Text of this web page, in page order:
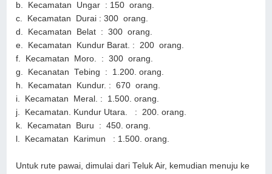
b. Kecamatan Ungar : 150 orang.
c. Kecamatan Durai : 300 orang.
d. Kecamatan Belat : 300 orang.
e. Kecamatan Kundur Barat. : 200 orang.
f. Kecamatan Moro. : 300 orang.
g. Kecanatan Tebing : 1.200. orang.
h. Kecamatan Kundur. : 670 orang.
i. Kecamatan Meral. : 1.500. orang.
j. Kecamatan. Kundur Utara. : 200. orang.
k. Kecamatan Buru : 450. orang.
l. Kecamatan Karimun : 1.500. orang.
Untuk rute pawai, dimulai dari Teluk Air, kemudian menuju ke